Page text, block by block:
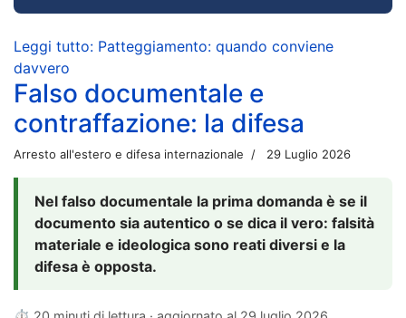
Leggi tutto: Patteggiamento: quando conviene
davvero
Falso documentale e
contraffazione: la difesa
Arresto all'estero e difesa internazionale 29 Luglio 2026
Nel falso documentale la prima domanda è se il
documento sia autentico o se dica il vero: falsità
materiale e ideologica sono reati diversi e la
difesa è opposta.